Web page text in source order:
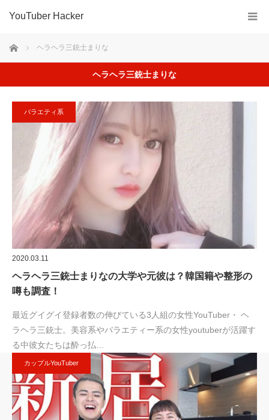
YouTuber Hacker
ホーム ヘラヘラ三銃士まりな
ヘラヘラ三銃士まりな
バラエティ系
2020.03.11
ヘラヘラ三銃士まりなの大学や元彼は？韓国籍や整形の
噂も調査！
最近グイグイ登録者数の伸びている3人組の女性YouTuber・ ヘ
ラヘラ三銃士。美容系やバラエティー系の女性youtuberが活躍す
る中彼女たちは酔っ払…
カップルYouTuber